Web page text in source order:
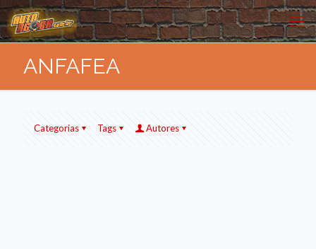
ANFAFEA
Categorias Tags Autores